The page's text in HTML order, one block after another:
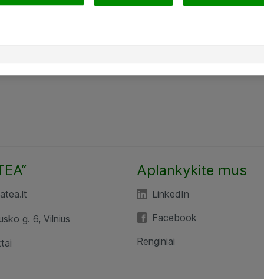
g. 6, Vilnius
Aplankykite mus
LinkedIn
Facebook
Renginiai